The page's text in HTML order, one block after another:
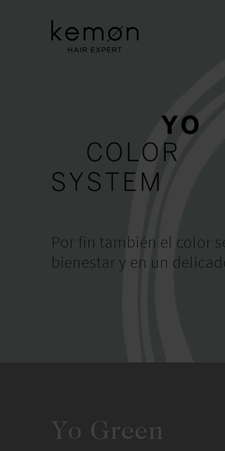
Por fin también el color
bienestar y en un
Yo Green